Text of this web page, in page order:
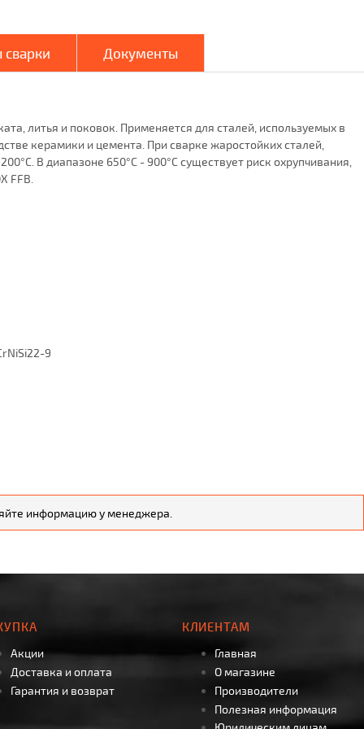
Документы
литья и поковок. Применяется для сталей, используемых в
керамики и цемента. При сварке жаростойких сталей,
В диапазоне 650°С - 900°С существует риск охрупчивания,
FFB.
9
информацию у менеджера.
Акции
Доставка и оплата
Гарантия и возврат
КЛИЕНТАМ
Главная
О магазине
Производители
Полезная информация